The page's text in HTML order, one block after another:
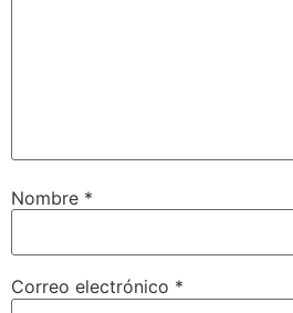
Nombre *
Correo electrónico *